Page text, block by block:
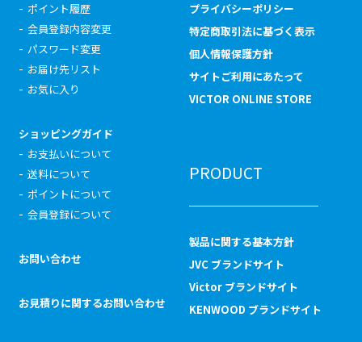
ポイント履歴
会員登録内容変更
パスワード変更
お届け先リスト
お気に入り
ショッピングガイド
お支払いについて
送料について
ポイントについて
会員登録について
お問い合わせ
お見積りに関するお問い合わせ
プライバシーポリシー
特定商取引法に基づく表示
個人情報保護方針
サイトご利用にあたって
VICTOR ONLINE STORE
PRODUCT
製品に関する基本方針
JVC ブランドサイト
Victor ブランドサイト
KENWOOD ブランドサイト